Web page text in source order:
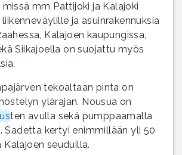
missä mm Pattijoki ja Kalajoki
ja asuinrakennuksia
Kalajoen kaupungissa,
Siikajoella on suojattu myös
tekoaltaan pinta on
ylärajan. Nousua on
ten avulla sekä pumppaamalla
Sadetta kertyi enimmillään yli 50
Kalajoen seuduilla.